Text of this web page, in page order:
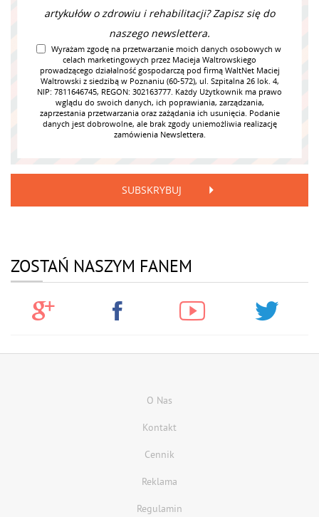
artykułów o zdrowiu i rehabilitacji? Zapisz się do
naszego newslettera.
Wyrażam zgodę na przetwarzanie moich danych osobowych w
celach marketingowych przez Macieja Waltrowskiego
prowadzącego działalność gospodarczą pod firmą WaltNet Maciej
Waltrowski z siedzibą w Poznaniu (60-572), ul. Szpitalna 26 lok. 4,
NIP: 7811646745, REGON: 302163777. Każdy Użytkownik ma prawo
wglądu do swoich danych, ich poprawiania, zarządzania,
zaprzestania przetwarzania oraz zażądania ich usunięcia. Podanie
danych jest dobrowolne, ale brak zgody uniemożliwia realizację
zamówienia Newslettera.
SUBSKRYBUJ
ZOSTAŃ NASZYM FANEM
O Nas
Kontakt
Cennik
Reklama
Regulamin